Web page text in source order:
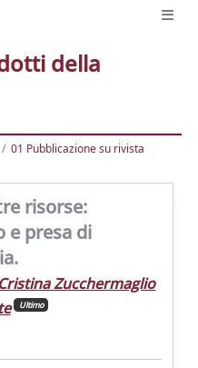
della
01 Pubblicazione su rivista
risorse:
e presa di
Cristina Zucchermaglio
Ultimo